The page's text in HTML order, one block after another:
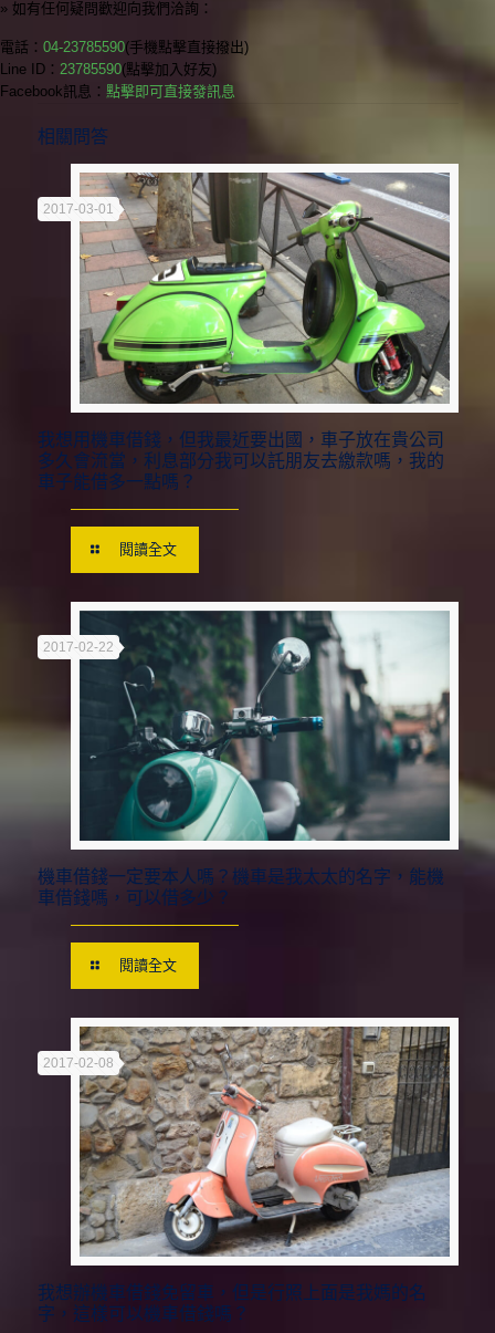
» 如有任何疑問歡迎向我們洽詢：
電話： 04-23785590(手機點擊直接撥出)
Line ID： 23785590(點擊加入好友)
Facebook訊息： 點擊即可直接發訊息
相關問答
2017-03-01
我想用機車借錢，但我最近要出國，車子放在貴公司
多久會流當，利息部分我可以託朋友去繳款嗎，我的
車子能借多一點嗎？
閱讀全文
2017-02-22
機車借錢一定要本人嗎？機車是我太太的名字，能機
車借錢嗎，可以借多少？
閱讀全文
2017-02-08
我想辦機車借錢免留車，但是行照上面是我媽的名
字，這樣可以機車借錢嗎？